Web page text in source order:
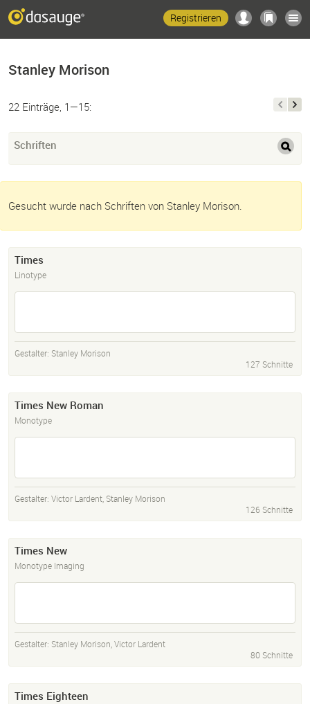
Registrieren
Stanley Morison
22 Einträge, 1—15:
Schriften
Gesucht wurde nach Schriften von Stanley Morison.
Times
Linotype
Gestalter: Stanley Morison
127 Schnitte
Times New Roman
Monotype
Gestalter: Victor Lardent, Stanley Morison
126 Schnitte
Times New
Monotype Imaging
Gestalter: Stanley Morison,Victor Lardent
80 Schnitte
Times Eighteen